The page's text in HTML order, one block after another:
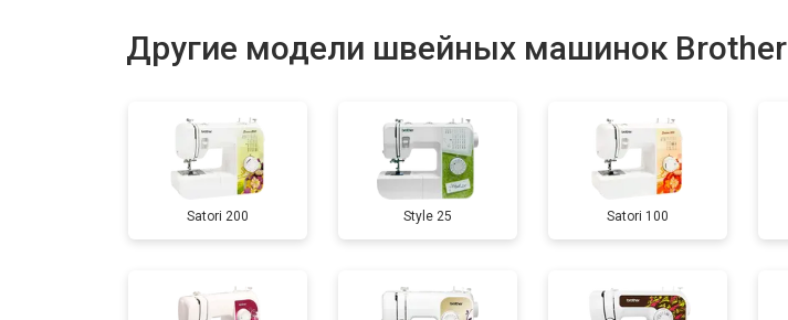
Другие модели швейных машинок Brother
Satori 200 Style 25 Satori 100